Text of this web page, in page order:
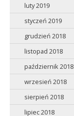
luty 2019
styczeń 2019
grudzień 2018
listopad 2018
październik 2018
wrzesień 2018
sierpień 2018
lipiec 2018